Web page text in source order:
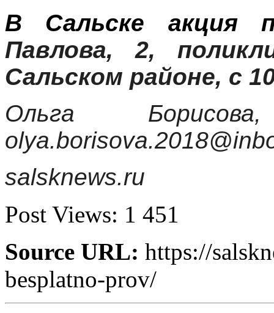
В Сальске акция
Павлова, 2,
Сальском районе, с
Ольга
salsknews.ru
Post Views: 1 451
Source URL: https://
besplatno-prov/